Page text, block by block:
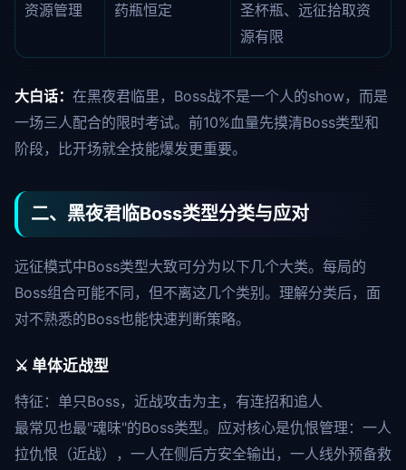
资源管理 药瓶恒定
圣杯瓶、远征拾取资
源有限
大白话： 在黑夜君临里，Boss战不是一个人的show，而是
一场三人配合的限时考试。前10%血量先摸清Boss类型和
阶段，比开场就全技能爆发更重要。
二、黑夜君临Boss类型分类与应对
远征模式中Boss类型大致可分为以下几个大类。每局的
Boss组合可能不同，但不离这几个类别。理解分类后，面
对不熟悉的Boss也能快速判断策略。
⚔️ 单体近战型
特征：单只Boss，近战攻击为主，有连招和追人
最常见也最"魂味"的Boss类型。应对核心是仇恨管理：一人
拉仇恨（近战），一人在侧后方安全输出，一人线外预备救